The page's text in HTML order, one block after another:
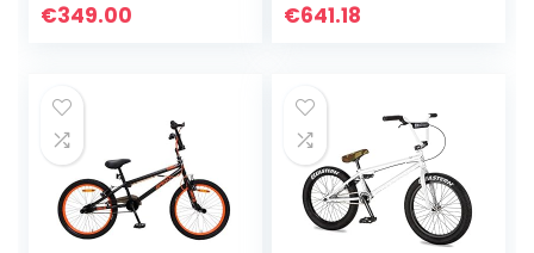
€349.00 €641.18